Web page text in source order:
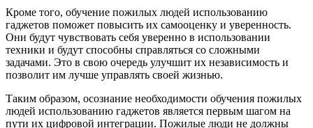
Кроме того, обучение пожилых людей использованию
гаджетов поможет повысить их самооценку и уверенность.
Они будут чувствовать себя уверенно в использовании
техники и будут способны справляться со сложными
задачами. Это в свою очередь улучшит их независимость и
позволит им лучше управлять своей жизнью.
Таким образом, осознание необходимости обучения пожилых
людей использованию гаджетов является первым шагом на
пути их цифровой интеграции. Пожилые люди не должны